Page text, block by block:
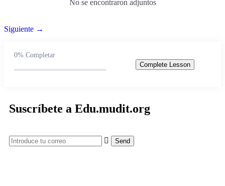
diferentes industrias?.
Bloque IV: Como planificar y ejecutar un proyecto de
Bloque V: Desafíos éticos y de seguridad asociados
0/2
No se encontraron adjuntos
Siguiente →
0% Completar
Complete Lesson
Suscríbete a Edu.mudit.org